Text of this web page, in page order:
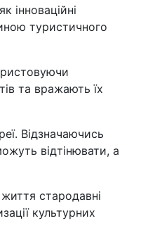
інноваційні
туристичного
та вражають їх
Відзначаючись
відтінювати, а
стародавні
культурних